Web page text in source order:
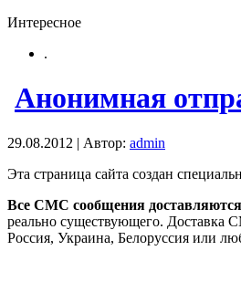
Интересное
.
Анонимная
29.08.2012 | Автор: admin
Эта страница сайта создан
Все СМС сообщения
реально существующего. Доставка
Россия, Украина, Белоруссия или